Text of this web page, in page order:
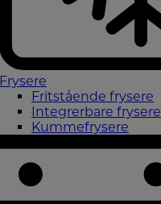
Frysere
Fritstående frysere
Integrerbare frysere
Kummefrysere